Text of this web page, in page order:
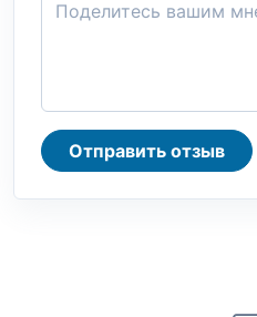
Отправить отзыв